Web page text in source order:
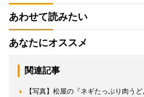
あわせて読みたい
あなたにオススメ
関連記事
【写真】松屋の『ネギたっぷり肉う